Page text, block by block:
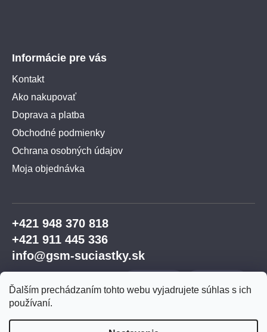
Ďalším prechádzaním tohto webu vyjadrujete súhlas s ich
používaní.
Informácie pre vás
Kontakt
Ako nakupovať
Doprava a platba
Obchodné podmienky
Ochrana osobných údajov
Moja objednávka
+421 948 370 818
+421 911 445 336
info@gsm-suciastky.sk